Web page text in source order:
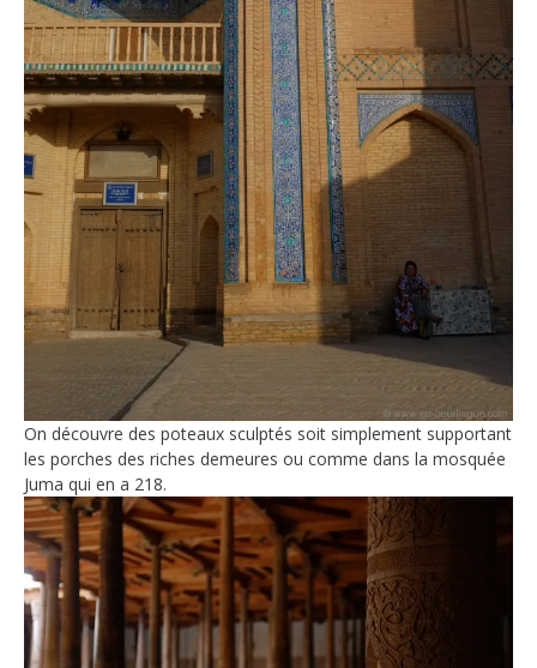
On découvre des poteaux sculptés soit simplement supportant
les porches des riches demeures ou comme dans la mosquée
Juma qui en a 218.